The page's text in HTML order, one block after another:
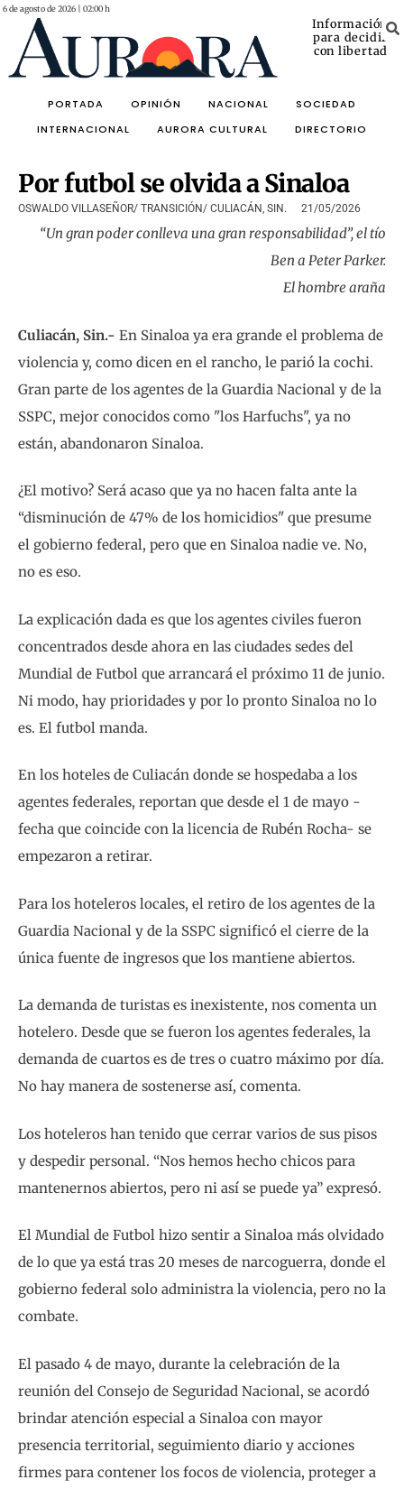
6 de agosto de 2026 | 02:00 h
Información
para decidir
con libertad
PORTADA OPINIÓN NACIONAL
SOCIEDAD
INTERNACIONAL
AURORA CULTURAL DIRECTORIO
Por futbol se olvida a Sinaloa
OSWALDO VILLASEÑOR/ TRANSICIÓN/ CULIACÁN, SIN. 21/05/2026
“Un gran poder conlleva una gran responsabilidad”, el tío
Ben a Peter Parker.
El hombre araña
Culiacán, Sin.- En Sinaloa ya era grande el problema de
violencia y, como dicen en el rancho, le parió la cochi.
Gran parte de los agentes de la Guardia Nacional y de la
SSPC, mejor conocidos como "los Harfuchs", ya no
están, abandonaron Sinaloa.
¿El motivo? Será acaso que ya no hacen falta ante la
“disminución de 47% de los homicidios" que presume
el gobierno federal, pero que en Sinaloa nadie ve. No,
no es eso.
La explicación dada es que los agentes civiles fueron
concentrados desde ahora en las ciudades sedes del
Mundial de Futbol que arrancará el próximo 11 de junio.
Ni modo, hay prioridades y por lo pronto Sinaloa no lo
es. El futbol manda.
En los hoteles de Culiacán donde se hospedaba a los
agentes federales, reportan que desde el 1 de mayo -
fecha que coincide con la licencia de Rubén Rocha- se
empezaron a retirar.
Para los hoteleros locales, el retiro de los agentes de la
Guardia Nacional y de la SSPC significó el cierre de la
única fuente de ingresos que los mantiene abiertos.
La demanda de turistas es inexistente, nos comenta un
hotelero. Desde que se fueron los agentes federales, la
demanda de cuartos es de tres o cuatro máximo por día.
No hay manera de sostenerse así, comenta.
Los hoteleros han tenido que cerrar varios de sus pisos
y despedir personal. “Nos hemos hecho chicos para
mantenernos abiertos, pero ni así se puede ya” expresó.
El Mundial de Futbol hizo sentir a Sinaloa más olvidado
de lo que ya está tras 20 meses de narcoguerra, donde el
gobierno federal solo administra la violencia, pero no la
combate.
El pasado 4 de mayo, durante la celebración de la
reunión del Consejo de Seguridad Nacional, se acordó
brindar atención especial a Sinaloa con mayor
presencia territorial, seguimiento diario y acciones
firmes para contener los focos de violencia, proteger a